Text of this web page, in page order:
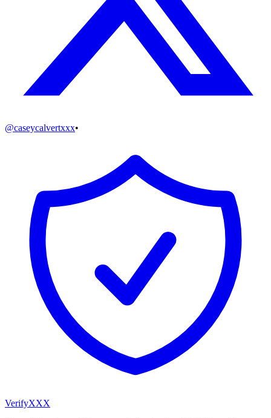
@caseycalvertxxx•
VerifyXXX